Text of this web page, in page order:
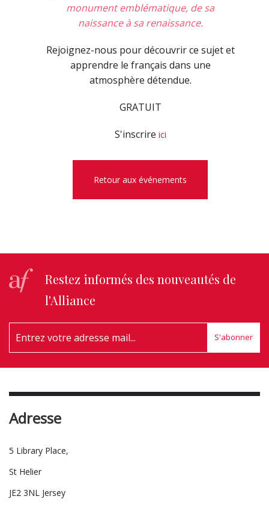
monument emblématique, de sa
naissance à sa renaissance.
Rejoignez-nous pour découvrir ce sujet et
apprendre le français dans une
atmosphère détendue.
GRATUIT
S'inscrire ici
Retour aux événements
Restez informés des nouveautés de
l'Alliance
S'abonner
Adresse
5 Library Place,
St Helier
JE2 3NL Jersey